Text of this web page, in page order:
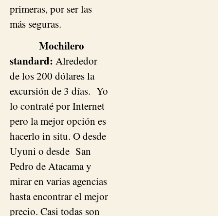
primeras, por ser las
más seguras.
Mochilero
standard: Alrededor
de los 200 dólares la
excursión de 3 días. Yo
lo contraté por Internet
pero la mejor opción es
hacerlo in situ. O desde
Uyuni o desde San
Pedro de Atacama y
mirar en varias agencias
hasta encontrar el mejor
precio. Casi todas son